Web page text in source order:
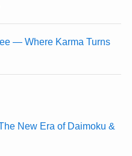
— Where Karma Turns
New Era of Daimoku &